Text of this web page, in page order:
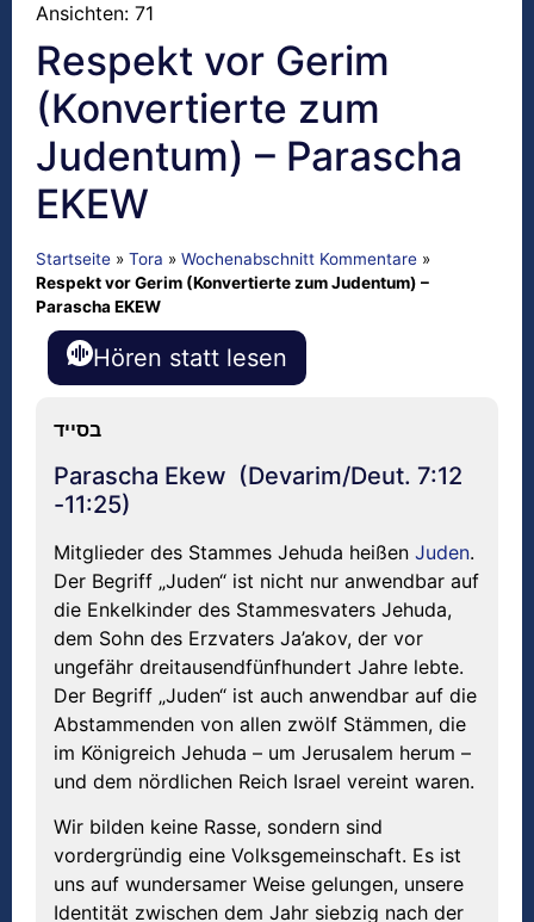
Ansichten: 71
Respekt vor Gerim
(Konvertierte zum
Judentum) – Parascha
EKEW
Startseite » Tora » Wochenabschnitt Kommentare »
Respekt vor Gerim (Konvertierte zum Judentum) –
Parascha EKEW
Hören statt lesen
Parascha Ekew (Devarim/Deut. 7:12
-11:25)
Mitglieder des Stammes Jehuda heißen Juden.
Der Begriff „Juden“ ist nicht nur anwendbar auf
die Enkelkinder des Stammesvaters Jehuda,
dem Sohn des Erzvaters Ja’akov, der vor
ungefähr dreitausendfünfhundert Jahre lebte.
Der Begriff „Juden“ ist auch anwendbar auf die
Abstammenden von allen zwölf Stämmen, die
im Königreich Jehuda – um Jerusalem herum –
und dem nördlichen Reich Israel vereint waren.
Wir bilden keine Rasse, sondern sind
vordergründig eine Volksgemeinschaft. Es ist
uns auf wundersamer Weise gelungen, unsere
Identität zwischen dem Jahr siebzig nach der